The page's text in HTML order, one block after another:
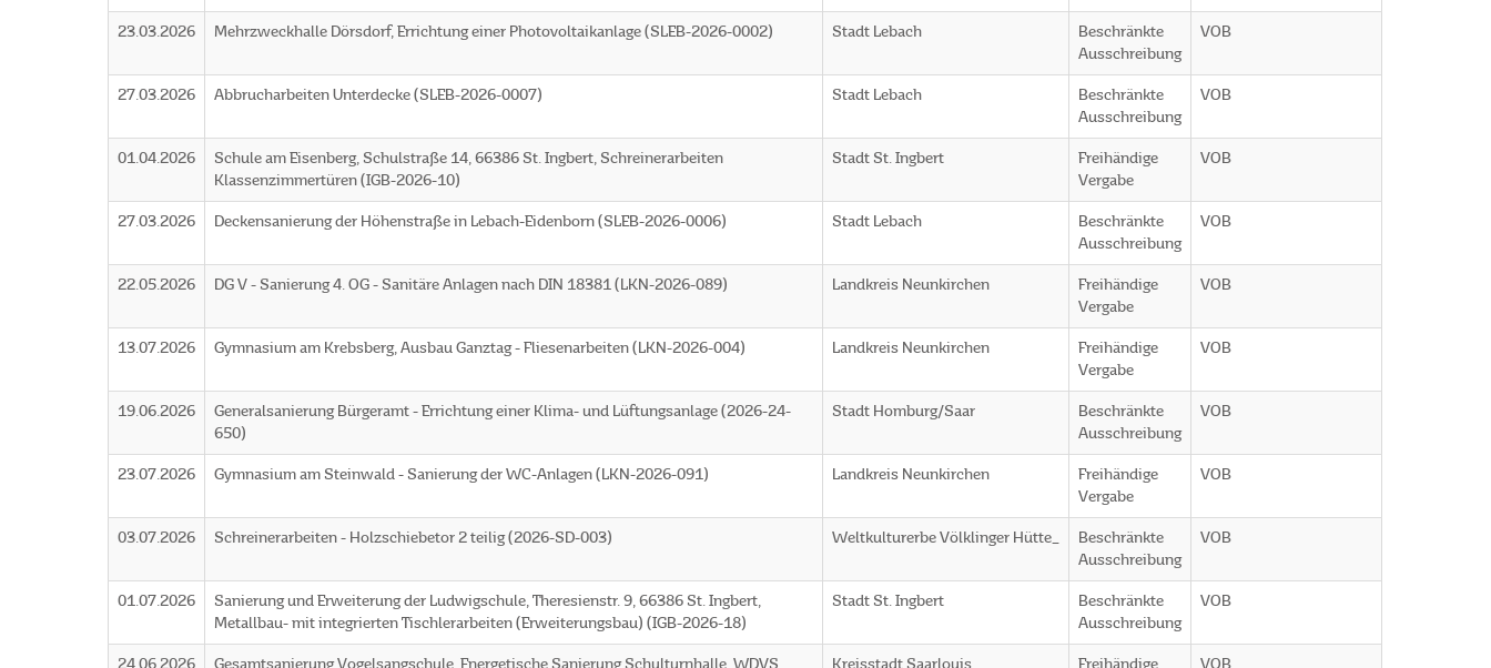
23.03.2026 Mehrzweckhalle Dörsdorf, Errichtung einer Photovoltaikanlage (SLEB-2026-0002) Stadt Lebach
Beschränkte
Ausschreibung
VOB
27.03.2026 Abbrucharbeiten Unterdecke (SLEB-2026-0007) Stadt Lebach
Beschränkte
Ausschreibung
VOB
01.04.2026
Schule am Eisenberg, Schulstraße 14, 66386 St. Ingbert, Schreinerarbeiten
Klassenzimmertüren (IGB-2026-10)
Stadt St. Ingbert
Freihändige
Vergabe
VOB
27.03.2026 Deckensanierung der Höhenstraße in Lebach-Eidenborn (SLEB-2026-0006) Stadt Lebach
Beschränkte
Ausschreibung
VOB
22.05.2026 DG V - Sanierung 4. OG - Sanitäre Anlagen nach DIN 18381 (LKN-2026-089) Landkreis Neunkirchen
Freihändige
Vergabe
VOB
13.07.2026 Gymnasium am Krebsberg, Ausbau Ganztag - Fliesenarbeiten (LKN-2026-004) Landkreis Neunkirchen
Freihändige
Vergabe
VOB
19.06.2026
Generalsanierung Bürgeramt - Errichtung einer Klima- und Lüftungsanlage (2026-24-
650)
Stadt Homburg/Saar
Beschränkte
Ausschreibung
VOB
23.07.2026 Gymnasium am Steinwald - Sanierung der WC-Anlagen (LKN-2026-091) Landkreis Neunkirchen
Freihändige
Vergabe
VOB
03.07.2026 Schreinerarbeiten - Holzschiebetor 2 teilig (2026-SD-003) Weltkulturerbe Völklinger Hütte_
Beschränkte
Ausschreibung
VOB
01.07.2026
Sanierung und Erweiterung der Ludwigschule, Theresienstr. 9, 66386 St. Ingbert,
Metallbau- mit integrierten Tischlerarbeiten (Erweiterungsbau) (IGB-2026-18)
Stadt St. Ingbert
Beschränkte
Ausschreibung
VOB
24.06.2026 Gesamtsanierung Vogelsangschule, Energetische Sanierung Schulturnhalle, WDVS Kreisstadt Saarlouis Freihändige VOB